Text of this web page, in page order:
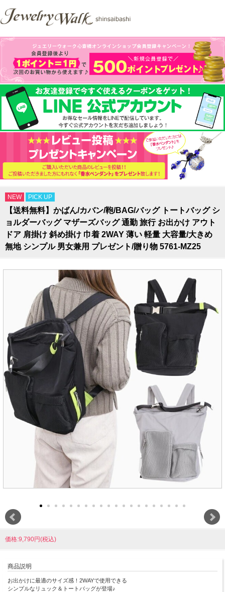
NEW PICK UP
【送料無料】かばん/カバン/鞄/BAG/バッグ トートバッグ シ
ョルダーバッグ マザーズバッグ 通勤 旅行 お出かけ アウト
ドア 肩掛け 斜め掛け 巾着 2WAY 薄い 軽量 大容量/大きめ
無地 シンプル 男女兼用 プレゼント/贈り物 5761-MZ25
価格:9,790円(税込)
商品説明
お出かけに最適のサイズ感！2WAYで使用できる
シンプルなリュック＆トートバッグが登場♪